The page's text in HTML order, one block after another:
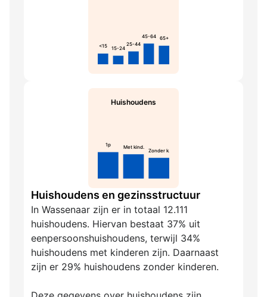
<15 15-24
25-44
45-64 65+
Huishoudens
1p Met kind.
Zonder k.
Huishoudens en gezinsstructuur
In Wassenaar zijn er in totaal 12.111
huishoudens. Hiervan bestaat 37% uit
eenpersoonshuishoudens, terwijl 34%
huishoudens met kinderen zijn. Daarnaast
zijn er 29% huishoudens zonder kinderen.